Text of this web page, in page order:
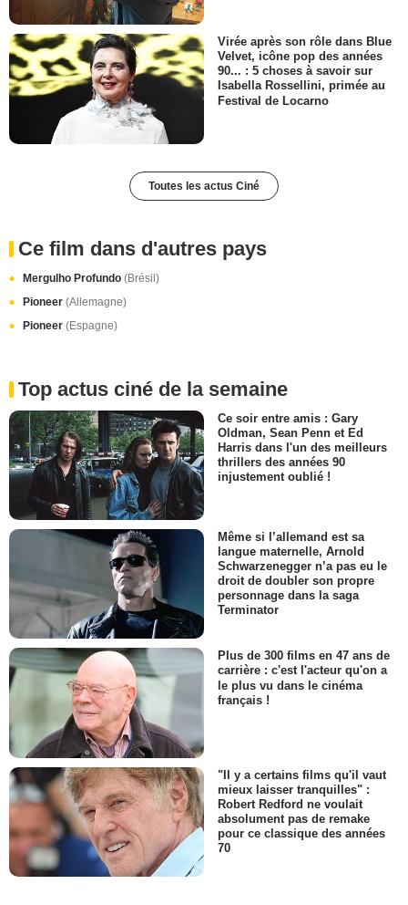
Virée après son rôle dans Blue
Velvet, icône pop des années
90... : 5 choses à savoir sur
Isabella Rossellini, primée au
Festival de Locarno
Toutes les actus Ciné
Ce film dans d'autres pays
Mergulho Profundo (Brésil)
Pioneer (Allemagne)
Pioneer (Espagne)
Top actus ciné de la semaine
Ce soir entre amis : Gary
Oldman, Sean Penn et Ed
Harris dans l'un des meilleurs
thrillers des années 90
injustement oublié !
Même si l’allemand est sa
langue maternelle, Arnold
Schwarzenegger n’a pas eu le
droit de doubler son propre
personnage dans la saga
Terminator
Plus de 300 films en 47 ans de
carrière : c'est l'acteur qu'on a
le plus vu dans le cinéma
français !
"Il y a certains films qu'il vaut
mieux laisser tranquilles" :
Robert Redford ne voulait
absolument pas de remake
pour ce classique des années
70